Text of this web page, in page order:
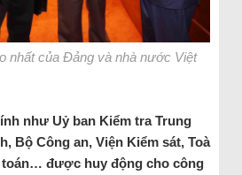
nhất của Đảng và nhà nước Việt
như Uỷ ban Kiểm tra Trung
Bộ Công an, Viện Kiểm sát, Toà
toán… được huy động cho công